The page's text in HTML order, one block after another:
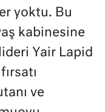
yoktu. Bu
kabinesine
Yair Lapid
ve